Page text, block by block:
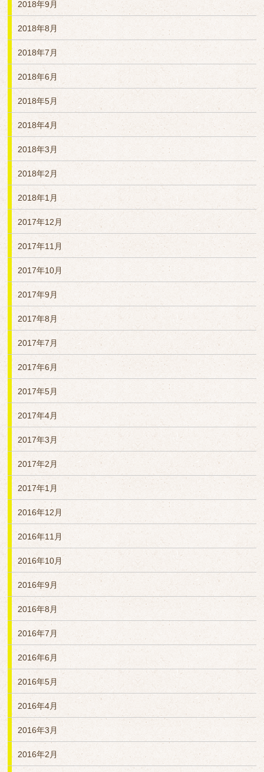
2018年9月
2018年8月
2018年7月
2018年6月
2018年5月
2018年4月
2018年3月
2018年2月
2018年1月
2017年12月
2017年11月
2017年10月
2017年9月
2017年8月
2017年7月
2017年6月
2017年5月
2017年4月
2017年3月
2017年2月
2017年1月
2016年12月
2016年11月
2016年10月
2016年9月
2016年8月
2016年7月
2016年6月
2016年5月
2016年4月
2016年3月
2016年2月